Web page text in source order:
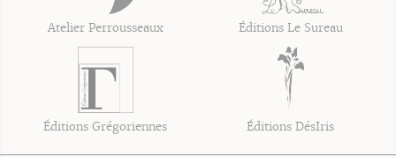
Atelier Perrousseaux Éditions Le Sureau
Éditions Grégoriennes Éditions DésIris